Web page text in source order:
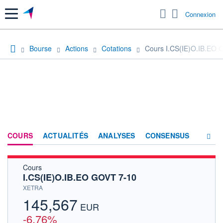
Menu Connexion
Bourse Actions Cotations Cours I.CS(IE)O.IB.EO
COURS ACTUALITÉS ANALYSES CONSENSUS
Cours
I.CS(IE)O.IB.EO GOVT 7-10
XETRA
145,567 EUR
-6,76%